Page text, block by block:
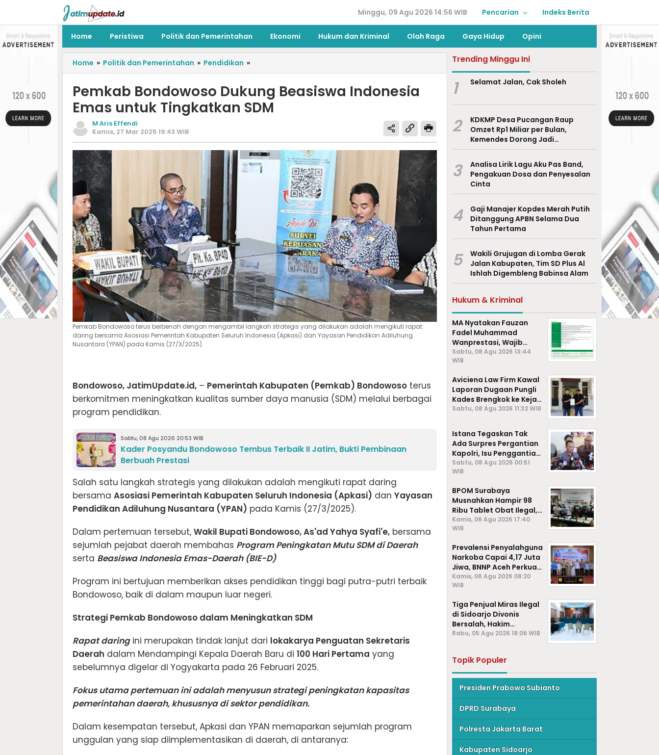
Minggu, 09 Agu 2026 14:56 WIB Pencarian Indeks Berita
Home Peristiwa Politik dan Pemerintahan Ekonomi Hukum dan Kriminal Olah Raga Gaya Hidup Opini
Home » Politik dan Pemerintahan » Pendidikan »
Pemkab Bondowoso Dukung Beasiswa Indonesia
Emas untuk Tingkatkan SDM
M Aris Effendi
Kamis, 27 Mar 2025 19:43 WIB
Pemkab Bondowoso terus berbenah dengan mengambil langkah strategis yang dilakukan adalah mengikuti rapat
daring bersama Asosiasi Pemerintah Kabupaten Seluruh Indonesia (Apkasi) dan Yayasan Pendidikan Adiluhung
Nusantara (YPAN) pada Kamis (27/3/2025).
Bondowoso, JatimUpdate.id, – Pemerintah Kabupaten (Pemkab) Bondowoso terus
berkomitmen meningkatkan kualitas sumber daya manusia (SDM) melalui berbagai
program pendidikan.
Sabtu, 08 Agu 2026 20:53 WIB
Kader Posyandu Bondowoso Tembus Terbaik II Jatim, Bukti Pembinaan
Berbuah Prestasi
Salah satu langkah strategis yang dilakukan adalah mengikuti rapat daring
bersama Asosiasi Pemerintah Kabupaten Seluruh Indonesia (Apkasi) dan Yayasan
Pendidikan Adiluhung Nusantara (YPAN) pada Kamis (27/3/2025).
Dalam pertemuan tersebut, Wakil Bupati Bondowoso, As'ad Yahya Syafi'e, bersama
sejumlah pejabat daerah membahas Program Peningkatan Mutu SDM di Daerah
serta Beasiswa Indonesia Emas-Daerah (BIE-D)
Program ini bertujuan memberikan akses pendidikan tinggi bagi putra-putri terbaik
Bondowoso, baik di dalam maupun luar negeri.
Strategi Pemkab Bondowoso dalam Meningkatkan SDM
Rapat daringini merupakan tindak lanjut dari lokakarya Penguatan Sekretaris
Daerah dalam Mendampingi Kepala Daerah Baru di 100 Hari Pertama yang
sebelumnya digelar di Yogyakarta pada 26 Februari 2025.
Fokus utama pertemuan ini adalah menyusun strategi peningkatan kapasitas
pemerintahan daerah, khususnya di sektor pendidikan.
Dalam kesempatan tersebut, Apkasi dan YPAN memaparkan sejumlah program
unggulan yang siap diimplementasikan di daerah, di antaranya:
Trending Minggu Ini
1 Selamat Jalan, Cak Sholeh
2
KDKMP Desa Pucangan Raup
Omzet Rp1 Miliar per Bulan,
Kemendes Dorong Jadi
Percontohan Nasional
3
Analisa Lirik Lagu Aku Pas Band,
Pengakuan Dosa dan Penyesalan
Cinta
4
Gaji Manajer Kopdes Merah Putih
Ditanggung APBN Selama Dua
Tahun Pertama
5
Wakili Grujugan di Lomba Gerak
Jalan Kabupaten, Tim SD Plus Al
Ishlah Digembleng Babinsa Alam
Hukum & Kriminal
MA Nyatakan Fauzan
Fadel Muhammad
Wanprestasi, Wajib
Bayar Rp2,085 Miliar
Sabtu, 08 Agu 2026 13:44
WIB
Aviciena Law Firm Kawal
Laporan Dugaan Pungli
Kades Brengkok ke Kejari
Lamongan
Sabtu, 08 Agu 2026 11:32 WIB
Istana Tegaskan Tak
Ada Surpres Pergantian
Kapolri, Isu Penggantian
Listyo Sigit Dipastikan
Hoaks
Sabtu, 08 Agu 2026 00:51
WIB
BPOM Surabaya
Musnahkan Hampir 98
Ribu Tablet Obat Ilegal,
Cegah Penyalahgunaan
di Kalangan Pelajar
Kamis, 06 Agu 2026 17:40
WIB
Prevalensi Penyalahguna
Narkoba Capai 4,17 Juta
Jiwa, BNNP Aceh Perkuat
P4GN di Subulussalam
Kamis, 06 Agu 2026 08:20
WIB
Tiga Penjual Miras Ilegal
di Sidoarjo Divonis
Bersalah, Hakim
Jatuhkan Denda hingga
Rabu, 05 Agu 2026 18:06 WIB
Topik Populer
Presiden Prabowo Subianto
DPRD Surabaya
Polresta Jakarta Barat
Kabupaten Sidoarjo